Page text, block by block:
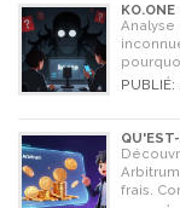
KO.ONE
PUBLIÉ:
frais.